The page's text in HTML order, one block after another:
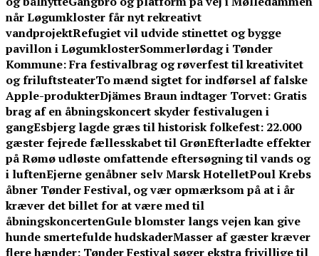
når Løgumkloster får nyt rekreativt
vandprojektRefugiet vil udvide stinettet og bygge
pavillon i LøgumklosterSommerlørdag i Tønder
Kommune: Fra festivalbrag og røverfest til kreativitet
og friluftsteaterTo mænd sigtet for indførsel af falske
Apple-produkterDjämes Braun indtager Torvet: Gratis
brag af en åbningskoncert skyder festivalugen i
gangEsbjerg lagde græs til historisk folkefest: 22.000
gæster fejrede fællesskabet til GrønEfterladte effekter
på Rømø udløste omfattende eftersøgning til vands og
i luftenEjerne genåbner selv Marsk HotelletPoul Krebs
åbner Tønder Festival, og vær opmærksom på at i år
kræver det billet for at være med til
åbningskoncertenGule blomster langs vejen kan give
hunde smertefulde hudskaderMasser af gæster kræver
flere hænder: Tønder Festival søger ekstra frivillige til